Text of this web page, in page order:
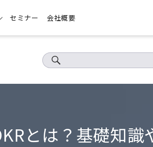
セミナー 会社概要
とは？基礎知